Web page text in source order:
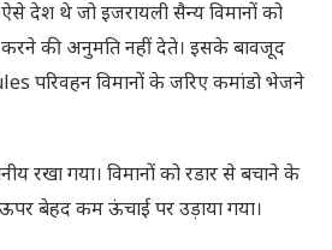
देश थे जो इजरायली सैन्य विमानों को
करने की अनुमति नहीं देते। इसके बावजूद
परिवहन विमानों के जरिए कमांडो भेजने
रखा गया। विमानों को रडार से बचाने के
बेहद कम ऊंचाई पर उड़ाया गया।